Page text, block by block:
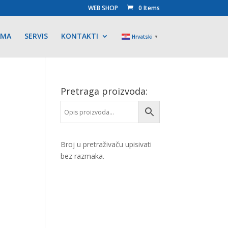
WEB SHOP 0 Items
SERVIS KONTAKTI Hrvatski ▼
Pretraga proizvoda:
Broj u pretraživaču upisivati
bez razmaka.